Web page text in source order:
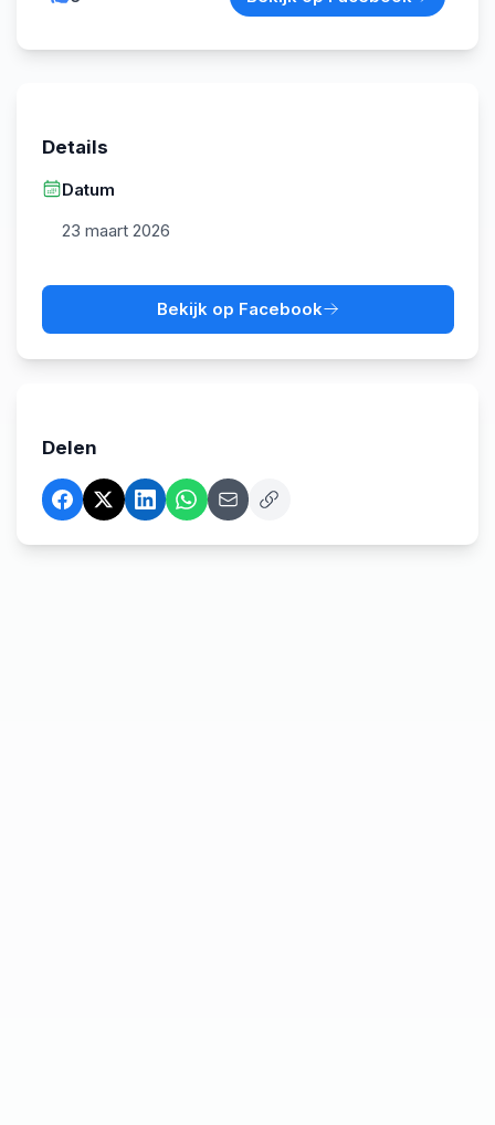
Details
Datum
23 maart 2026
Bekijk op Facebook
Delen